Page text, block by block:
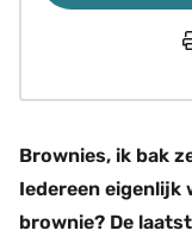
Brownies, ik bak
Iedereen eigenlijk
brownie? De